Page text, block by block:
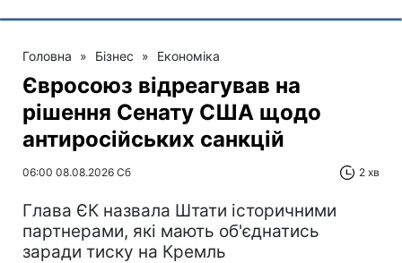
Головна » Бізнес » Економіка
Євросоюз відреагував на
рішення Сенату США щодо
антиросійських санкцій
06:00 08.08.2026 Сб 2 хв
Глава ЄК назвала Штати історичними
партнерами, які мають об'єднатись
заради тиску на Кремль